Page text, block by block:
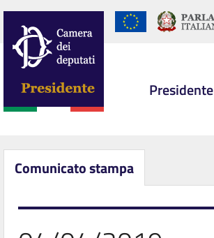
Presidente
Comunicato stampa